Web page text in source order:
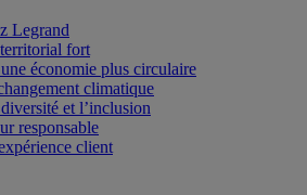
Legrand
fort
économie plus circulaire
climatique
et l’inclusion
responsable
client